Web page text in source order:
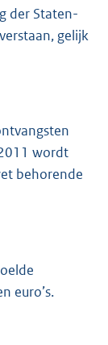
der Staten-
gelijk
wordt
behorende
euro’s.